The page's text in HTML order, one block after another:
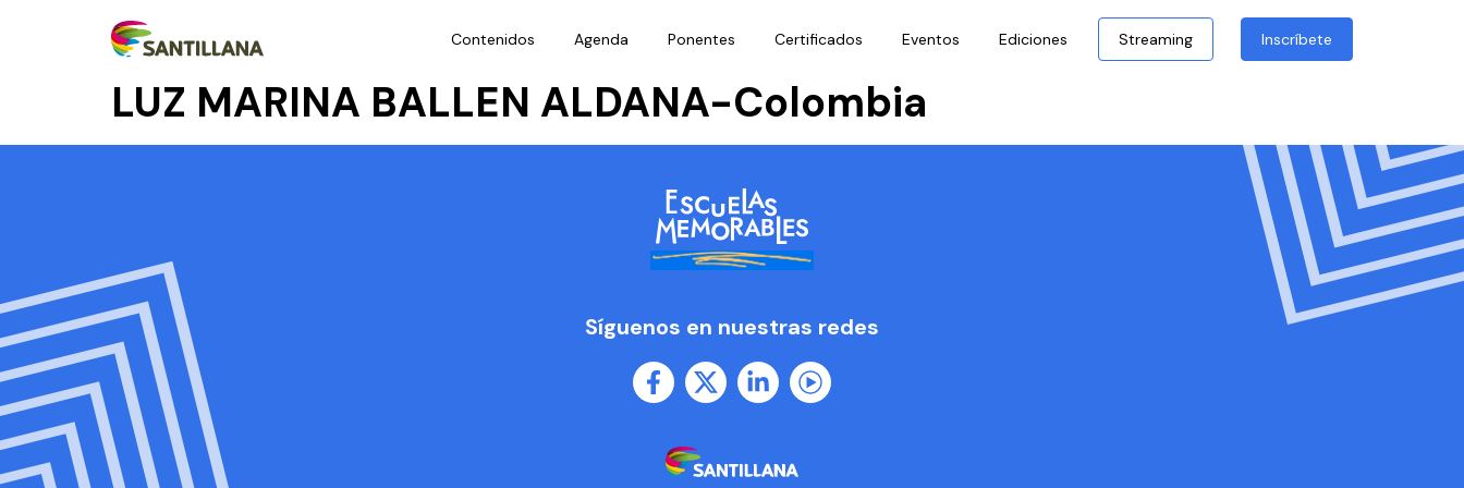
Contenidos Agenda Ponentes Certificados Eventos Ediciones Streaming Inscríbete
LUZ MARINA BALLEN ALDANA-Colombia
Síguenos en nuestras redes